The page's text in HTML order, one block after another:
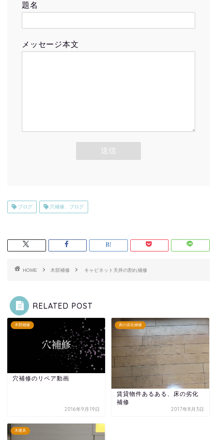
題名
メッセージ本文
ブログ 穴補修、ブログ
HOME 木部補修 キャビネット天井の割れ補修
RELATED POST
木部補修
穴補修のリペア動画
2016年9月19日
床の劣化補修
賃貸物件あるある、床の劣化
補修
2017年8月3日
木建具